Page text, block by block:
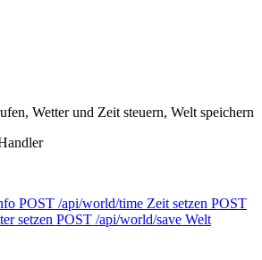
Wetter und Zeit steuern, Welt speichern
POST /api/world/time Zeit setzen POST
setzen POST /api/world/save Welt